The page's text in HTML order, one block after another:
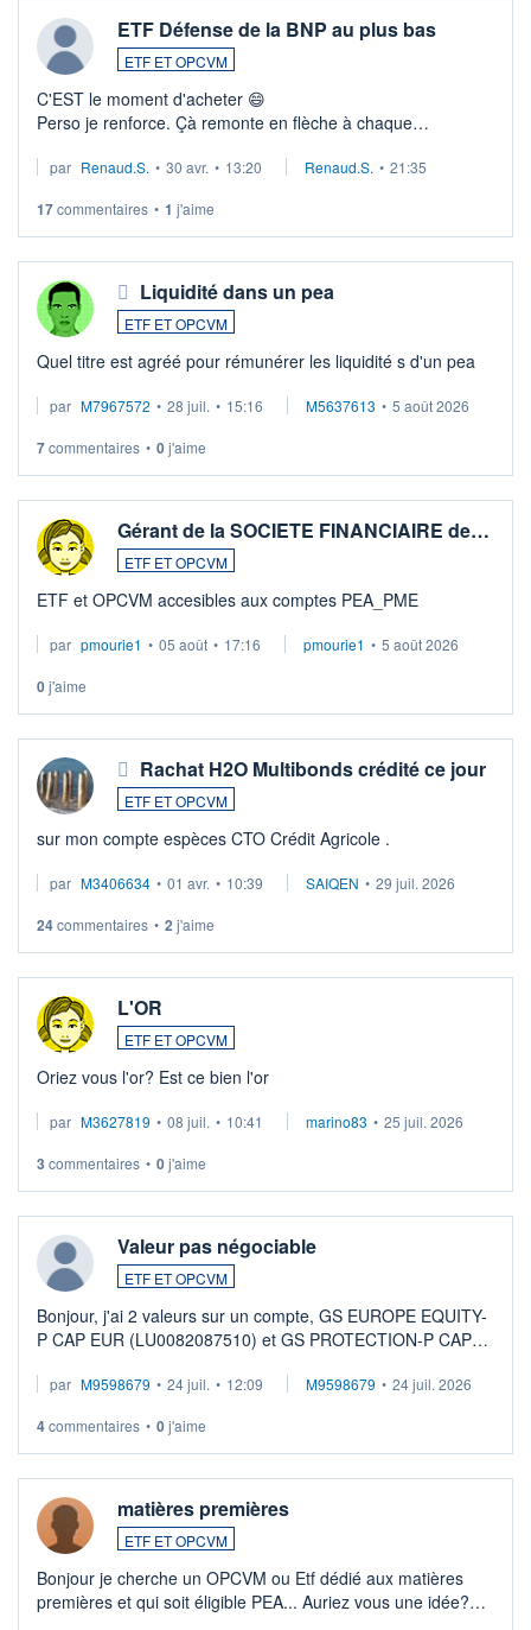
ETF Défense de la BNP au plus bas
ETF ET OPCVM
C'EST le moment d'acheter 😄​
Perso je renforce. Çà remonte en flèche à chaque
Investissement long terme tip top pour sa retraite.
par Renaud.S. • 30 avr. • 13:20 Renaud.S. • 21:35
17commentaires • 1 j'aime
Liquidité dans un pea
ETF ET OPCVM
Quel titre est agréé pour rémunérer les liquidité s d'un pea
par M7967572 • 28 juil. • 15:16 M5637613 • 5 août 2026
7commentaires • 0j'aime
Gérant de la SOCIETE FINANCIAIRE de…
ETF ET OPCVM
ETF et OPCVM accesibles aux comptes PEA_PME
par pmourie1 • 05 août • 17:16 pmourie1 • 5 août 2026
0j'aime
Rachat H2O Multibonds crédité ce jour
ETF ET OPCVM
sur mon compte espèces CTO Crédit Agricole .
par M3406634 • 01 avr. • 10:39 SAIQEN • 29 juil. 2026
24commentaires • 2 j'aime
L'OR
ETF ET OPCVM
Oriez vous l'or? Est ce bien l'or
par M3627819 • 08 juil. • 10:41 marino83 • 25 juil. 2026
3 commentaires • 0j'aime
Valeur pas négociable
ETF ET OPCVM
Bonjour, j'ai 2 valeurs sur un compte, GS EUROPE EQUITY-
P CAP EUR (LU0082087510) et GS PROTECTION-P CAP
veux procéder à la vente, on me signale ...
par M9598679 • 24 juil. • 12:09 M9598679 • 24 juil. 2026
4commentaires • 0j'aime
matières premières
ETF ET OPCVM
Bonjour je cherche un OPCVM ou Etf dédié aux matières
premières et qui soit éligible PEA... Auriez vous une idée?